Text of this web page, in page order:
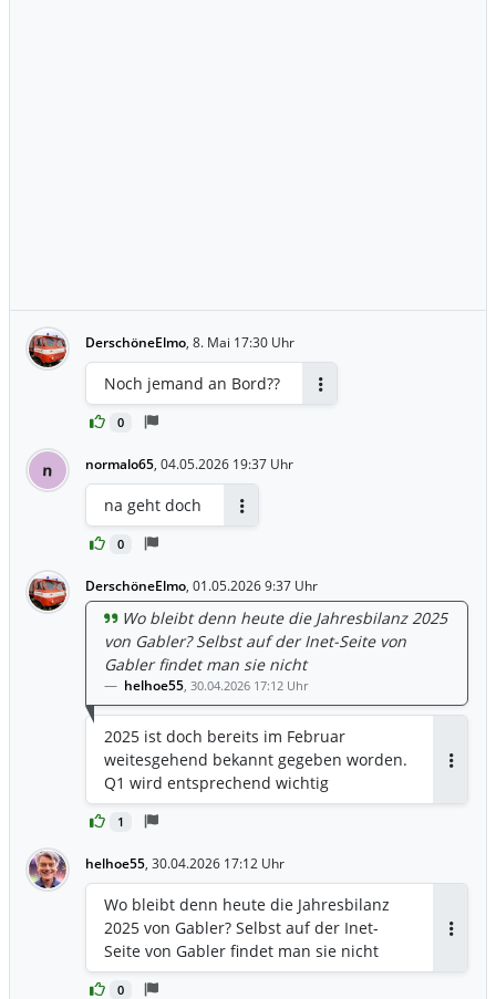
DerschöneElmo, 8. Mai 17:30 Uhr
0
Noch jemand an Bord??
n normalo65, 04.05.2026 19:37 Uhr
0
na geht doch
DerschöneElmo, 01.05.2026 9:37 Uhr
1
Wo bleibt denn heute die Jahresbilanz 2025
von Gabler? Selbst auf der Inet-Seite von
Gabler findet man sie nicht
helhoe55, 30.04.2026 17:12 Uhr
2025 ist doch bereits im Februar
weitesgehend bekannt gegeben worden.
Q1 wird entsprechend wichtig
helhoe55, 30.04.2026 17:12 Uhr
0
Wo bleibt denn heute die Jahresbilanz
2025 von Gabler? Selbst auf der Inet-
Seite von Gabler findet man sie nicht